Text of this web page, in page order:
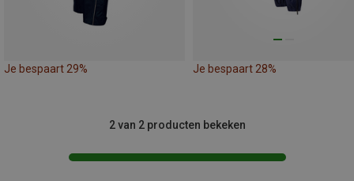
Je bespaart 29% Je bespaart 28%
2 van 2 producten bekeken